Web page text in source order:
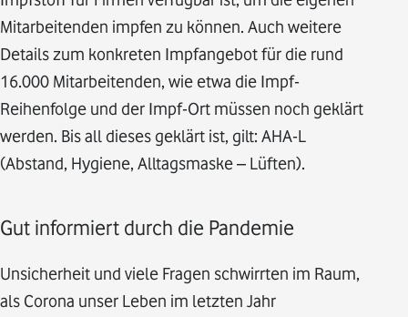
Mitarbeitenden impfen zu können. Auch weitere
Details zum konkreten Impfangebot für die rund
16.000 Mitarbeitenden, wie etwa die Impf-
Reihenfolge und der Impf-Ort müssen noch geklärt
werden. Bis all dieses geklärt ist, gilt: AHA-L
(Abstand, Hygiene, Alltagsmaske – Lüften).
Gut informiert durch die Pandemie
Unsicherheit und viele Fragen schwirrten im Raum,
als Corona unser Leben im letzten Jahr